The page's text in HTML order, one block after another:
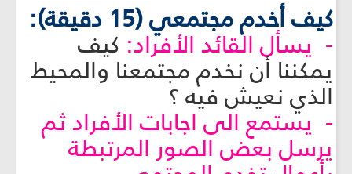
كيف أخدم مجتمعي (15 دقيقة):
- يسأل القائد الأفراد: كيف
يمكننا أن نخدم مجتمعنا والمحيط
الذي نعيش فيه ؟
- يستمع الى اجابات الأفراد ثم
يرسل بعض الصور المرتبطة